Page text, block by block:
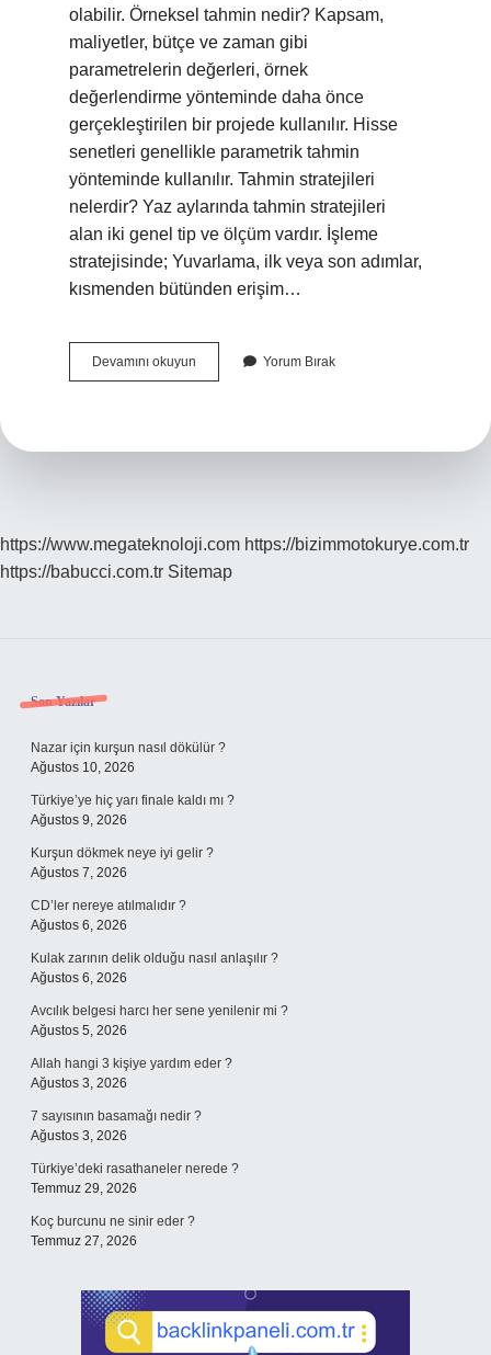
olabilir. Örneksel tahmin nedir? Kapsam,
maliyetler, bütçe ve zaman gibi
parametrelerin değerleri, örnek
değerlendirme yönteminde daha önce
gerçekleştirilen bir projede kullanılır. Hisse
senetleri genellikle parametrik tahmin
yönteminde kullanılır. Tahmin stratejileri
nelerdir? Yaz aylarında tahmin stratejileri
alan iki genel tip ve ölçüm vardır. İşleme
stratejisinde; Yuvarlama, ilk veya son adımlar,
kısmenden bütünden erişim…
Devamını okuyun
Çeşitleri
Yorum Bırak
https://www.megateknoloji.com https://bizimmotokurye.com.tr
https://babucci.com.tr Sitemap
Sidebar
Son Yazılar
Nazar için kurşun nasıl dökülür ?
Ağustos 10, 2026
Türkiye’ye hiç yarı finale kaldı mı ?
Ağustos 9, 2026
Kurşun dökmek neye iyi gelir ?
Ağustos 7, 2026
CD’ler nereye atılmalıdır ?
Ağustos 6, 2026
Kulak zarının delik olduğu nasıl anlaşılır ?
Ağustos 6, 2026
Avcılık belgesi harcı her sene yenilenir mi ?
Ağustos 5, 2026
Allah hangi 3 kişiye yardım eder ?
Ağustos 3, 2026
7 sayısının basamağı nedir ?
Ağustos 3, 2026
Türkiye’deki rasathaneler nerede ?
Temmuz 29, 2026
Koç burcunu ne sinir eder ?
Temmuz 27, 2026